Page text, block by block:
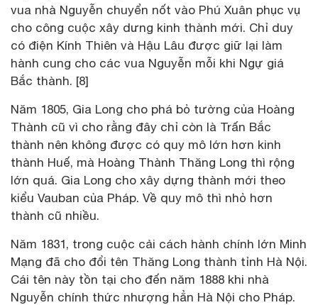
vua nhà Nguyễn chuyển nốt vào Phú Xuân phục vụ
cho công cuộc xây dưng kinh thành mới. Chỉ duy
có điện Kính Thiên và Hậu Lâu được giữ lại làm
hành cung cho các vua Nguyễn mỗi khi Ngự giá
Bắc thành. [8]
Năm 1805, Gia Long cho phá bỏ tường của Hoàng
Thành cũ vì cho rằng đây chỉ còn là Trấn Bắc
thành nên không được có quy mô lớn hơn kinh
thành Huế, mà Hoàng Thành Thăng Long thì rộng
lớn quá. Gia Long cho xây dựng thành mới theo
kiểu Vauban của Pháp. Về quy mô thì nhỏ hơn
thành cũ nhiều.
Năm 1831, trong cuộc cải cách hành chính lớn Minh
Mạng đã cho đổi tên Thăng Long thành tỉnh Hà Nội.
Cái tên này tồn tại cho đến năm 1888 khi nhà
Nguyễn chính thức nhượng hẳn Hà Nội cho Pháp.